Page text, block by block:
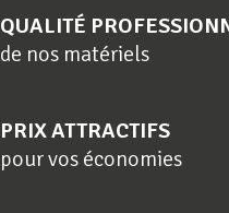
QUALITÉ
de nos matériels
PRIX ATTRACTIFS
pour vos économies